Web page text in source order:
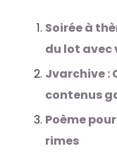
Soirée à
du lot avec
Jvarchive :
contenus
Poème
rimes